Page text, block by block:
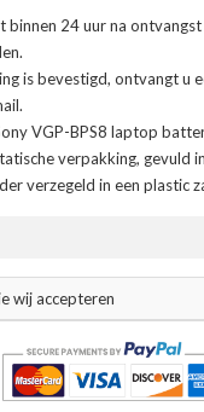
24 uur na
is bevestigd, ontvangt u
VGP-BPS8 laptop
verpakking, gevuld
verzegeld in een plastic
wij accepteren